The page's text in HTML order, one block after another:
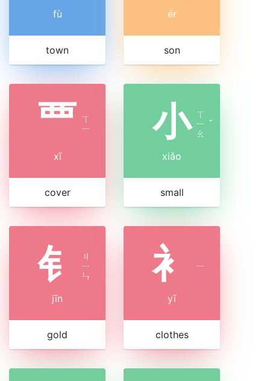
fù
town
ér
son
覀 ㄒ
ㄧ
xī
cover
小 ㄒ
ㄧ
ㄠ
ˇ
xiǎo
small
钅
ㄐ
ㄧ
ㄣ
jīn
gold
衤 ㄧ
yī
clothes